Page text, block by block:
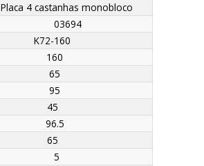
Placa 4 castanhas monobloco
03694
K72-160
160
65
95
45
96.5
65
5